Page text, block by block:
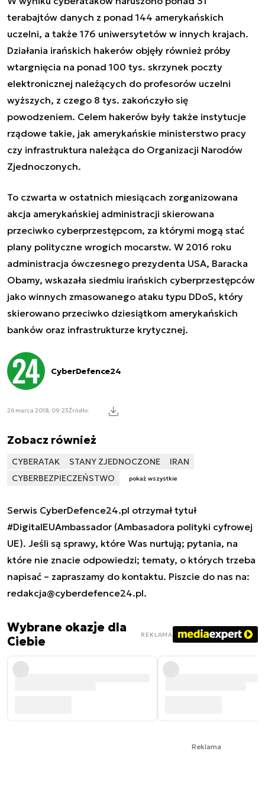
terabajtów danych z ponad 144 amerykańskich
uczelni, a także 176 uniwersytetów w innych krajach.
Działania irańskich hakerów objęły również próby
wtargnięcia na ponad 100 tys. skrzynek poczty
elektronicznej należących do profesorów uczelni
wyższych, z czego 8 tys. zakończyło się
powodzeniem. Celem hakerów były także instytucje
rządowe takie, jak amerykańskie ministerstwo pracy
czy infrastruktura należąca do Organizacji Narodów
Zjednoczonych.
To czwarta w ostatnich miesiącach zorganizowana
akcja amerykańskiej administracji skierowana
przeciwko cyberprzestępcom, za którymi mogą stać
plany polityczne wrogich mocarstw. W 2016 roku
administracja ówczesnego prezydenta USA, Baracka
Obamy, wskazała siedmiu irańskich cyberprzestępców
jako winnych zmasowanego ataku typu DDoS, który
skierowano przeciwko dziesiątkom amerykańskich
banków oraz infrastrukturze krytycznej.
CyberDefence24
26 marca 2018, 09:23Źródło:
Zobacz również
CYBERATAK STANY ZJEDNOCZONE
IRAN
CYBERBEZPIECZEŃSTWO
pokaż wszystkie
Serwis CyberDefence24.pl otrzymał tytuł
#DigitalEUAmbassador (Ambasadora polityki cyfrowej
UE). Jeśli są sprawy, które Was nurtują; pytania, na
które nie znacie odpowiedzi; tematy, o których trzeba
napisać – zapraszamy do kontaktu. Piszcie do nas na:
redakcja@cyberdefence24.pl.
Wybrane okazje dla
Ciebie
REKLAMA
Reklama